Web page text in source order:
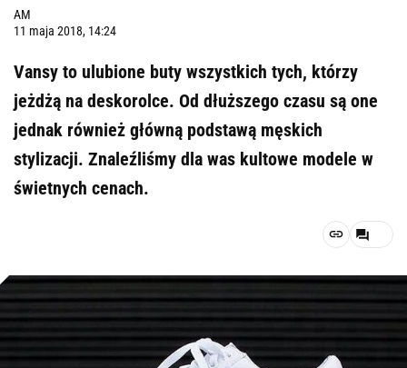
AM
11 maja 2018, 14:24
Vansy to ulubione buty wszystkich tych, którzy
jeżdżą na deskorolce. Od dłuższego czasu są one
jednak również główną podstawą męskich
stylizacji. Znaleźliśmy dla was kultowe modele w
świetnych cenach.